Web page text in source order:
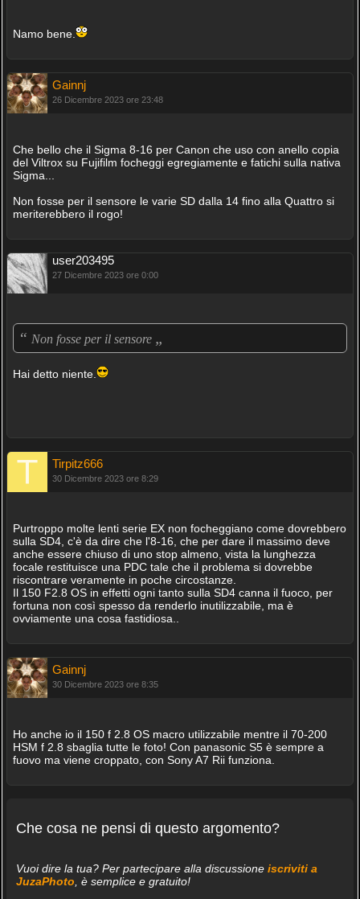
Namo bene.
Gainnj
26 Dicembre 2023 ore 23:48
Che bello che il Sigma 8-16 per Canon che uso con anello copia
del Viltrox su Fujifilm focheggi egregiamente e fatichi sulla nativa
Sigma...
Non fosse per il sensore le varie SD dalla 14 fino alla Quattro si
meriterebbero il rogo!
user203495
27 Dicembre 2023 ore 0:00
“ Non fosse per il sensore „
Hai detto niente.
Tirpitz666
30 Dicembre 2023 ore 8:29
Purtroppo molte lenti serie EX non focheggiano come dovrebbero
sulla SD4, c'è da dire che l'8-16, che per dare il massimo deve
anche essere chiuso di uno stop almeno, vista la lunghezza
focale restituisce una PDC tale che il problema si dovrebbe
riscontrare veramente in poche circostanze.
Il 150 F2.8 OS in effetti ogni tanto sulla SD4 canna il fuoco, per
fortuna non così spesso da renderlo inutilizzabile, ma è
ovviamente una cosa fastidiosa..
Gainnj
30 Dicembre 2023 ore 8:35
Ho anche io il 150 f 2.8 OS macro utilizzabile mentre il 70-200
HSM f 2.8 sbaglia tutte le foto! Con panasonic S5 è sempre a
fuovo ma viene croppato, con Sony A7 Rii funziona.
Che cosa ne pensi di questo argomento?
Vuoi dire la tua? Per partecipare alla discussione iscriviti a
JuzaPhoto , è semplice e gratuito!